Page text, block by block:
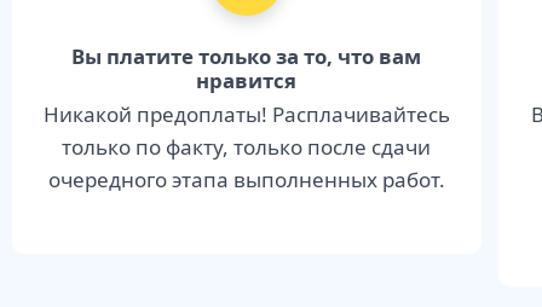
Вы платите только за то, что вам
нравится
Никакой предоплаты! Расплачивайтесь
только по факту, только после сдачи
очередного этапа выполненных работ.